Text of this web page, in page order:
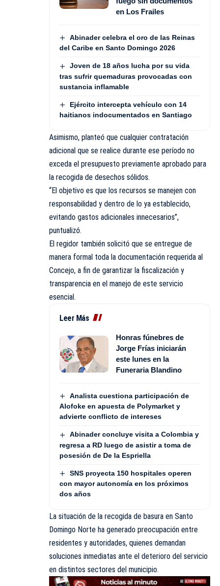
en Los Frailes
Abinader celebra el oro de las Reinas
del Caribe en Santo Domingo 2026
Joven de 18 años lucha por su vida
tras sufrir quemaduras provocadas con
sustancia inflamable
Ejército intercepta vehículo con 14
haitianos indocumentados en Santiago
Asimismo, planteó que cualquier contratación
adicional que se realice durante ese período no
exceda el presupuesto previamente aprobado para
la recogida de desechos sólidos.
“El objetivo es que los recursos se manejen con
responsabilidad y dentro de lo ya establecido,
evitando gastos adicionales innecesarios”,
puntualizó.
El regidor también solicitó que se entregue de
manera formal toda la documentación requerida al
Concejo, a fin de garantizar la fiscalización y
transparencia en el manejo de este servicio
esencial.
Leer Más
Honras fúnebres de
Jorge Frías iniciarán
este lunes en la
Funeraria Blandino
Analista cuestiona participación de
Alofoke en apuesta de Polymarket y
advierte conflicto de intereses
Abinader concluye visita a Colombia y
regresa a RD luego de asistir a toma de
posesión de De la Espriella
SNS proyecta 150 hospitales operen
con mayor autonomía en los próximos
dos años
La situación de la recogida de basura en Santo
Domingo Norte ha generado preocupación entre
residentes y autoridades, quienes demandan
soluciones inmediatas ante el deterioro del servicio
en distintos sectores del municipio.